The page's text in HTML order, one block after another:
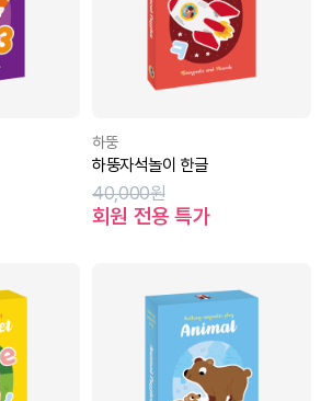
하뚱
하뚱자석놀이 한글
40,000원
회원 전용 특가